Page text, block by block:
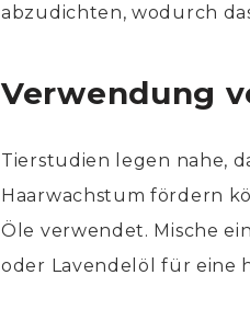
abzudichten, wodurch
Verwendung
Tierstudien legen nahe,
Haarwachstum fördern
Öle verwendet. Mische
oder Lavendelöl für eine